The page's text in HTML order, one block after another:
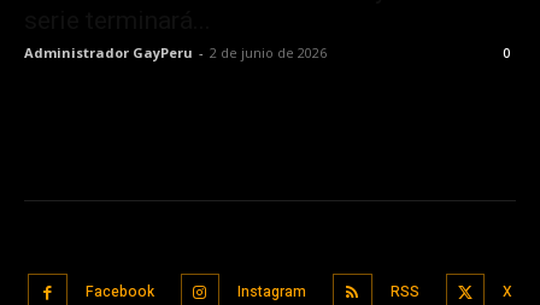
Administrador GayPeru - 2 de junio de 2026 0
Facebook Instagram RSS X